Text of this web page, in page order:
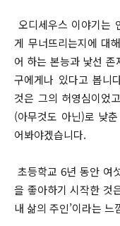
오디세우스 이야기는
게 무너뜨리는지에 대
어 하는 본능과 낯선
구에게나 있다고 봅니
것은 그의 허영심이었
(아무것도 아닌)로 낮
어봐야겠습니다.
초등학교 6년 동안 여
을 좋아하기 시작한 것
내 삶의 주인’이라는